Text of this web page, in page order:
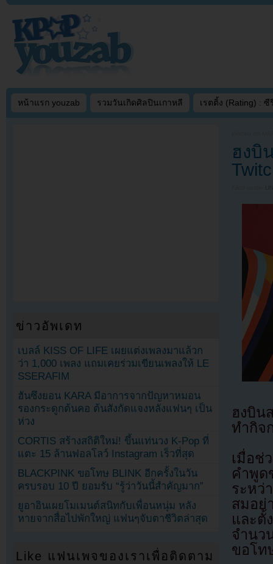
หน้าแรก youzab รวมวันเกิดศิลปินเกาหลี เรตติ้ง (Rating) : ซี
ฮงบิ
ฮงบิน
ทำกิจ
เมื่อช่
คำพูด
ระหว่
สมอย่
และตั้
จำนว
ขอโท
ข่าวอัพเดท
เบลล์ KISS OF LIFE เผยแต่งเพลงมาแล้วก
ว่า 1,000 เพลง แถมเคยร่วมเขียนเพลงให้ LE
SSERAFIM
ฮันซึงยอน KARA มีอาการจากปัญหาหมอน
รองกระดูกต้นคอ ต้นสังกัดแจงหลังแฟนๆ เป็น
ห่วง
CORTIS สร้างสถิติใหม่! ขึ้นแท่นวง K-Pop ที่
แตะ 15 ล้านฟอลโลว์ Instagram เร็วที่สุด
BLACKPINK ขอโทษ BLINK อีกครั้งในวัน
ครบรอบ 10 ปี ยอมรับ “รู้ว่าวันนี้สำคัญมาก”
ยูอาอินเผยโมเมนต์สนิทกับเพื่อนหนุ่ม หลัง
หายจากสื่อไปพักใหญ่ แฟนๆจับตาชีวิตล่าสุด
Like แฟนเพจของเราเพื่อติดตาม